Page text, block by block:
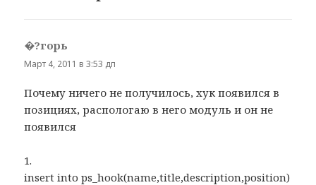
�?горь
Март 4, 2011 в 3:53 дп
Почему ничего не получилось, хук появился в
позициях, распологаю в него модуль и он не
появился
1.
insert into ps_hook(name,title,description,position)